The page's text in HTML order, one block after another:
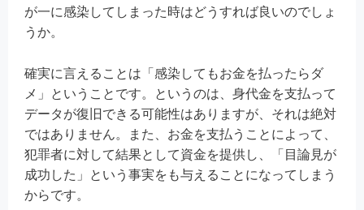
が一に感染してしまった時はどうすれば良いのでしょ
うか。
確実に言えることは「感染してもお金を払ったらダ
メ」ということです。というのは、身代金を支払って
データが復旧できる可能性はありますが、それは絶対
ではありません。また、お金を支払うことによって、
犯罪者に対して結果として資金を提供し、「目論見が
成功した」という事実をも与えることになってしまう
からです。